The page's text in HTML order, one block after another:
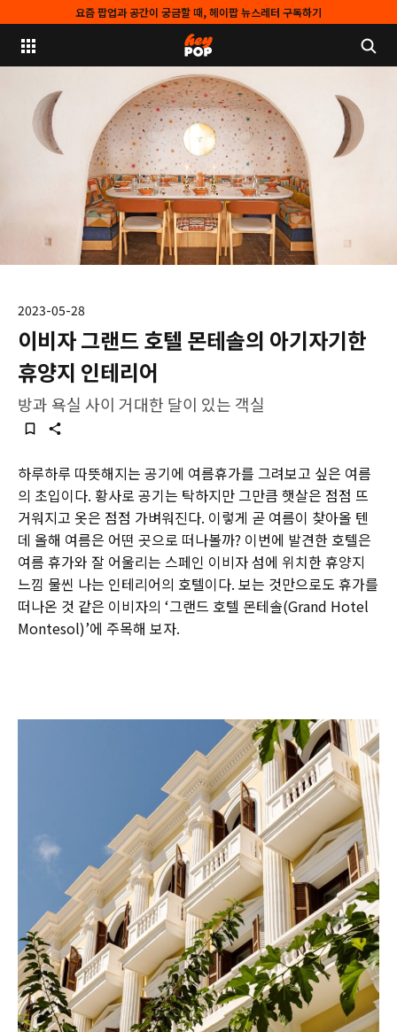
요즘 팝업과 공간이 궁금할 때, 헤이팝 뉴스레터 구독하기
2023-05-28
이비자 그랜드 호텔 몬테솔의 아기자기한
휴양지 인테리어
방과 욕실 사이 거대한 달이 있는 객실
하루하루 따뜻해지는 공기에 여름휴가를 그려보고 싶은 여름
의 초입이다. 황사로 공기는 탁하지만 그만큼 햇살은 점점 뜨
거워지고 옷은 점점 가벼워진다. 이렇게 곧 여름이 찾아올 텐
데 올해 여름은 어떤 곳으로 떠나볼까? 이번에 발견한 호텔은
여름 휴가와 잘 어울리는 스페인 이비자 섬에 위치한 휴양지
느낌 물씬 나는 인테리어의 호텔이다. 보는 것만으로도 휴가를
떠나온 것 같은 이비자의 ‘그랜드 호텔 몬테솔(Grand Hotel
Montesol)’에 주목해 보자.